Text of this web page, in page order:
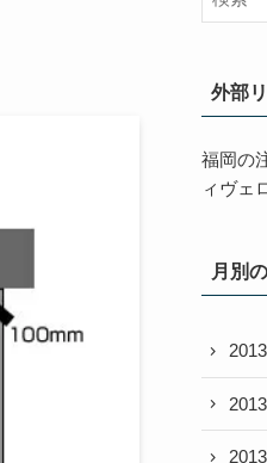
外部
福岡の
ィヴェ
月別